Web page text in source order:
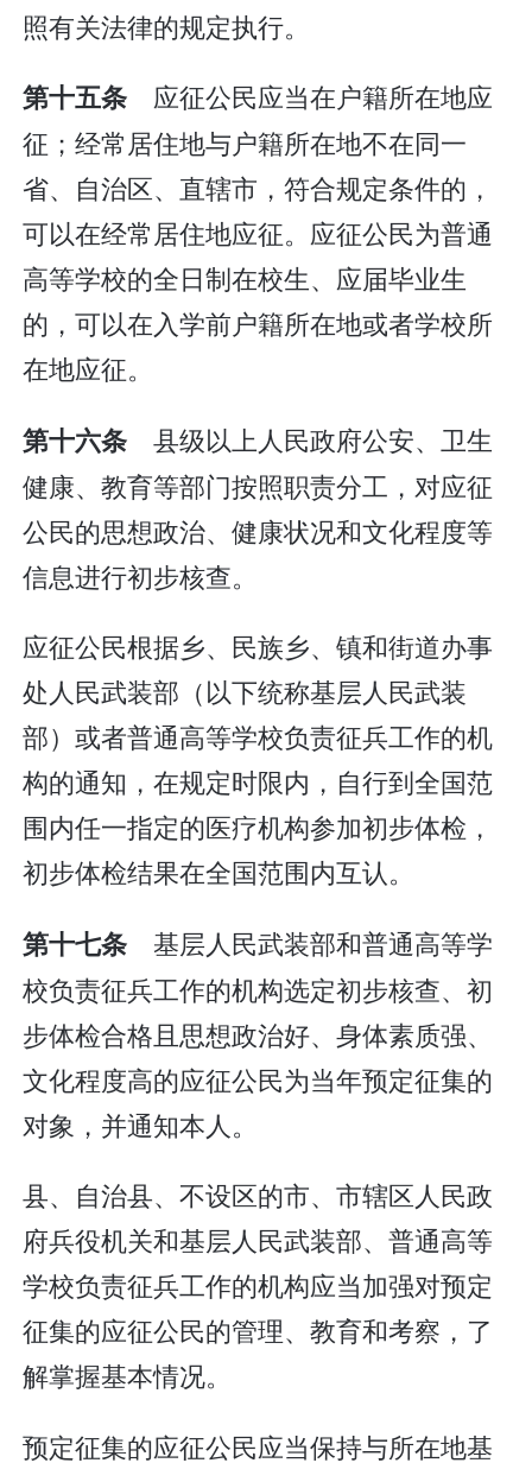
照有关法律的规定执行。
第十五条 应征公民应当在户籍所在地应
征；经常居住地与户籍所在地不在同一
省、自治区、直辖市，符合规定条件的，
可以在经常居住地应征。应征公民为普通
高等学校的全日制在校生、应届毕业生
的，可以在入学前户籍所在地或者学校所
在地应征。
第十六条 县级以上人民政府公安、卫生
健康、教育等部门按照职责分工，对应征
公民的思想政治、健康状况和文化程度等
信息进行初步核查。
应征公民根据乡、民族乡、镇和街道办事
处人民武装部（以下统称基层人民武装
部）或者普通高等学校负责征兵工作的机
构的通知，在规定时限内，自行到全国范
围内任一指定的医疗机构参加初步体检，
初步体检结果在全国范围内互认。
第十七条 基层人民武装部和普通高等学
校负责征兵工作的机构选定初步核查、初
步体检合格且思想政治好、身体素质强、
文化程度高的应征公民为当年预定征集的
对象，并通知本人。
县、自治县、不设区的市、市辖区人民政
府兵役机关和基层人民武装部、普通高等
学校负责征兵工作的机构应当加强对预定
征集的应征公民的管理、教育和考察，了
解掌握基本情况。
预定征集的应征公民应当保持与所在地基